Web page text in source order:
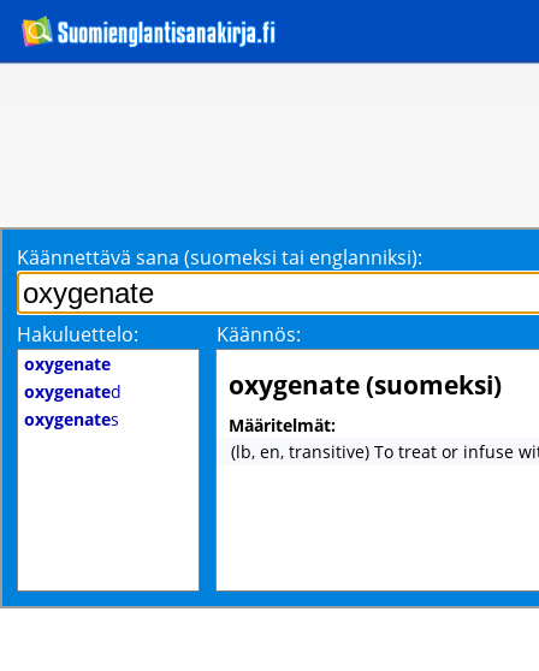
Käännettävä sana (suomeksi tai englanniksi):
Hakuluettelo: Käännös:
oxygenate
oxygenated
oxygenates
oxygenate (suomeksi)
Määritelmät:
(lb, en, transitive) To treat or infuse